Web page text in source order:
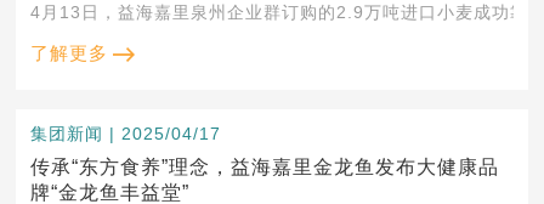
4月13日，益海嘉里泉州企业群订购的2.9万吨进口小麦成功靠
了解更多
集团新闻 | 2025/04/17
传承“东方食养”理念，益海嘉里金龙鱼发布大健康品
牌“金龙鱼丰益堂”